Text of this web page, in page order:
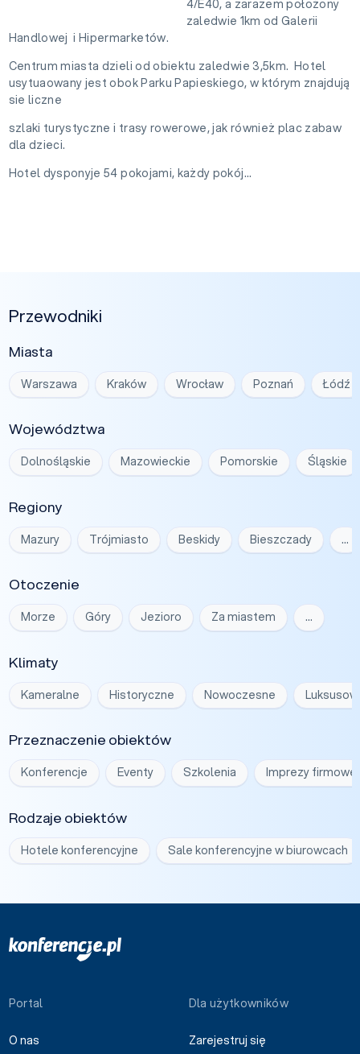
4/E40, a zarazem położony
zaledwie 1km od Galerii
Handlowej i Hipermarketów.
Centrum miasta dzieli od obiektu zaledwie 3,5km. Hotel
usytuaowany jest obok Parku Papieskiego, w którym znajdują
sie liczne
szlaki turystyczne i trasy rowerowe, jak również plac zabaw
dla dzieci.
Hotel dysponyje 54 pokojami, każdy pokój...
Przewodniki
Miasta
Warszawa Kraków Wrocław Poznań Łódź
Województwa
Dolnośląskie Mazowieckie Pomorskie Śląskie
Regiony
Mazury Trójmiasto Beskidy Bieszczady …
Otoczenie
Morze Góry Jezioro Za miastem …
Klimaty
Kameralne Historyczne Nowoczesne
Przeznaczenie obiektów
Konferencje Eventy Szkolenia Imprezy firmowe
Rodzaje obiektów
Hotele konferencyjne Sale konferencyjne w biurowcach
Portal
O nas
Dla użytkowników
Zarejestruj się